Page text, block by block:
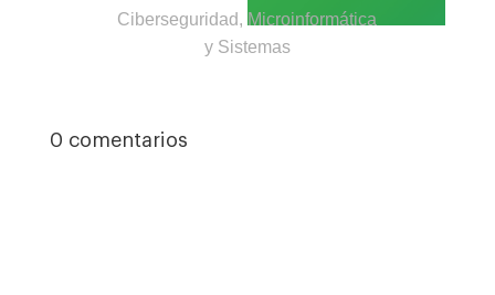
Ciberseguridad, Microinformática
y Sistemas
0 comentarios